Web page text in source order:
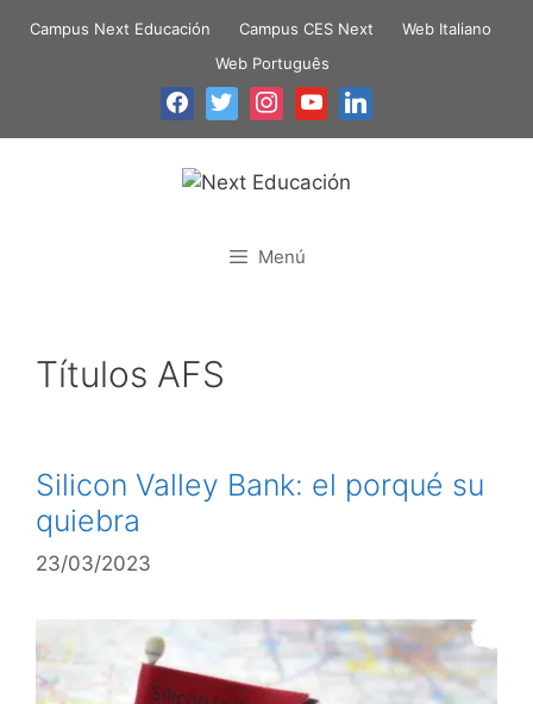
Campus Next Educación Campus CES Next
Web Italiano
Web Português
Menú
Títulos AFS
Silicon Valley Bank: el porqué su
quiebra
23/03/2023